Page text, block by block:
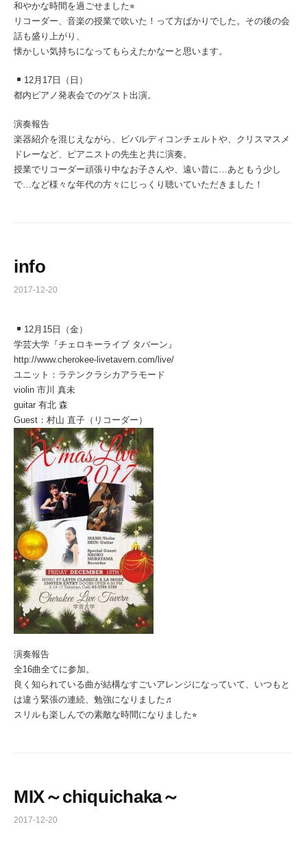
和やかな時間を過ごせました⭐︎
リコーダー、音楽の授業で吹いた！って方ばかりでした。その後の会
話も盛り上がり、
懐かしい気持ちになってもらえたかなーと思います。
12月17日（日）
都内ピアノ発表会でのゲスト出演。
演奏報告
楽器紹介を混じえながら、ビバルディコンチェルトや、クリスマスメ
ドレーなど、ピアニストの先生と共に演奏。
授業でリコーダー頑張り中なお子さんや、遠い昔に…あともう少し
で…など様々な年代の方々にじっくり聴いていただきました！
info
2017-12-20
12月15日（金）
学芸大学『チェロキーライブ タバーン』
http://www.cherokee-livetavern.com/live/
ユニット：ラテンクラシカアラモード
violin 市川 真未
guitar 有北 森
Guest：村山 直子（リコーダー）
演奏報告
全16曲全てに参加。
良く知られている曲が結構なすごいアレンジになっていて、いつもと
は違う緊張の連続、勉強になりました♬
スリルも楽しんでの素敵な時間になりました⭐︎
MIX～chiquichaka～
2017-12-20